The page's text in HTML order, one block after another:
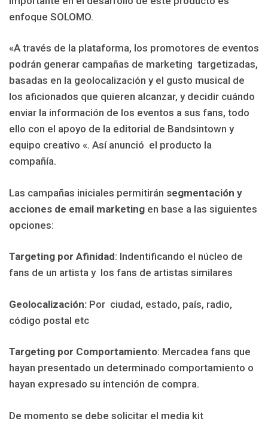
enfoque SOLOMO.
«A través de la plataforma, los promotores de eventos
podrán generar campañas de marketing targetizadas,
basadas en la geolocalización y el gusto musical de
los aficionados que quieren alcanzar, y decidir cuándo
enviar la información de los eventos a sus fans, todo
ello con el apoyo de la editorial de Bandsintown y
equipo creativo «. Así anunció el producto la
compañía.
Las campañas iniciales permitirán segmentación y
acciones de email marketing en base a las siguientes
opciones:
Targeting por Afinidad: Indentificando el núcleo de
fans de un artista y los fans de artistas similares
Geolocalización: Por ciudad, estado, país, radio,
código postal etc
Targeting por Comportamiento: Mercadea fans que
hayan presentado un determinado comportamiento o
hayan expresado su intención de compra.
De momento se debe solicitar el media kit